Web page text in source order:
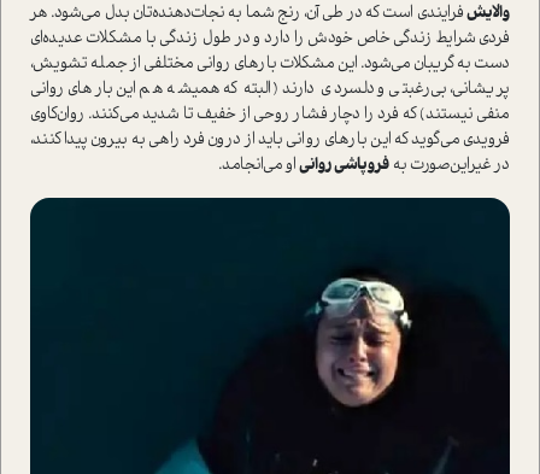
والایشفرایندی ا‌ست که در طی آن‌، رنج شما به نجات‌دهنده‌تان بدل می‌شود. هر
فردی شرایط زندگی خاص خودش را دارد و در طول زندگی با مشکلات عدیده‌ای
دست به گریبان می‌شود. این مشکلات بار‌های روانی مختلفی از جمله تشویش،
پریشانی، بی‌رغبتی و دلسردی دارند (البته که همیشه هم این‌بارهای روانی
منفی نیستند) که فرد را دچار فشار روحی از خفیف تا شدید می‌کنند. روان‌کاوی
فرویدی می‌گوید که این بار‌های روانی باید از درون فرد راهی به بیرون پیدا کنند،
در غیر‌این‌صورت به فروپاشی روانیاو می‌انجامد.